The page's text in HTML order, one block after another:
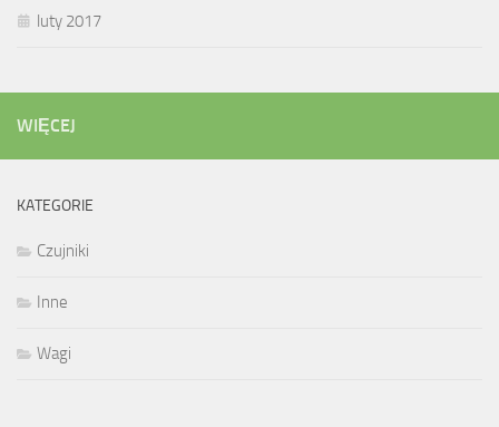
luty 2017
WIĘCEJ
KATEGORIE
Czujniki
Inne
Wagi